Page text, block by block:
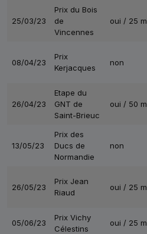
25/03/23
Prix du Bois
de
Vincennes
oui / 25 m
08/04/23
Prix
Kerjacques
non
26/04/23
Etape du
GNT de
Saint-Brieuc
oui / 50 m
13/05/23
Prix des
Ducs de
Normandie
non
26/05/23
Prix Jean
Riaud
oui / 25 m
05/06/23
Prix Vichy
Célestins
oui / 25 m